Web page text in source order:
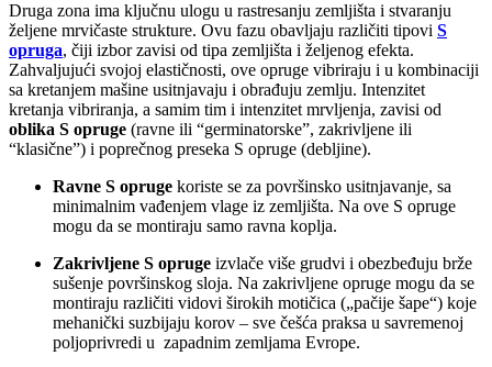
Druga zona ima ključnu ulogu u rastresanju zemljišta i stvaranju
željene mrvičaste strukture. Ovu fazu obavljaju različiti tipovi S
opruga, čiji izbor zavisi od tipa zemljišta i željenog efekta.
Zahvaljujući svojoj elastičnosti, ove opruge vibriraju i u kombinaciji
sa kretanjem mašine usitnjavaju i obrađuju zemlju. Intenzitet
kretanja vibriranja, a samim tim i intenzitet mrvljenja, zavisi od
oblika S opruge (ravne ili “germinatorske”, zakrivljene ili
“klasične”) i poprečnog preseka S opruge (debljine).
Ravne S opruge koriste se za površinsko usitnjavanje, sa
minimalnim vađenjem vlage iz zemljišta. Na ove S opruge
mogu da se montiraju samo ravna koplja.
Zakrivljene S opruge izvlače više grudvi i obezbeđuju brže
sušenje površinskog sloja. Na zakrivljene opruge mogu da se
montiraju različiti vidovi širokih motičica („pačije šape“) koje
mehanički suzbijaju korov – sve češća praksa u savremenoj
poljoprivredi u zapadnim zemljama Evrope.